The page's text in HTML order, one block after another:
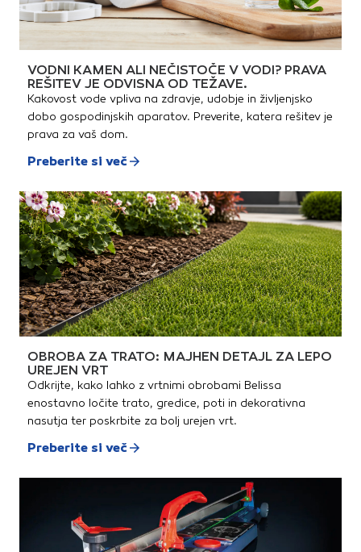
VODNI KAMEN ALI NEČISTOČE V VODI? PRAVA
REŠITEV JE ODVISNA OD TEŽAVE.
Kakovost vode vpliva na zdravje, udobje in življenjsko
dobo gospodinjskih aparatov. Preverite, katera rešitev je
prava za vaš dom.
Preberite si več
OBROBA ZA TRATO: MAJHEN DETAJL ZA LEPO
UREJEN VRT
Odkrijte, kako lahko z vrtnimi obrobami Belissa
enostavno ločite trato, gredice, poti in dekorativna
nasutja ter poskrbite za bolj urejen vrt.
Preberite si več